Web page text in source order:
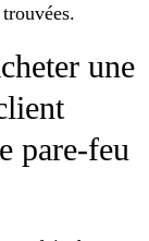
une
pare-feu